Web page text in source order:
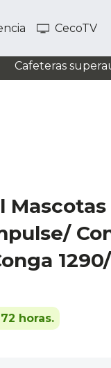
CecoTV
Cafeteras
Mascotas
1290/
horas.